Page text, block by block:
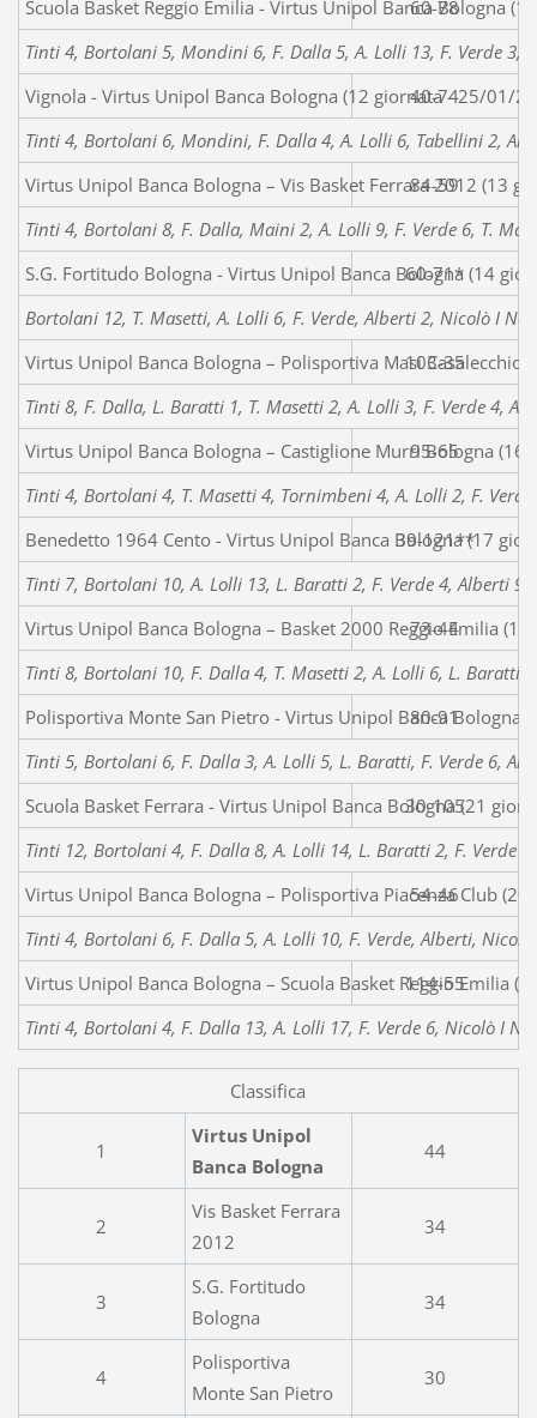
Scuola Basket Reggio Emilia - Virtus Unipol Banca Bologna
60-78
Tinti 4, Bortolani 5, Mondini 6, F. Dalla 5, A. Lolli 13, F. Verde
Vignola - Virtus Unipol Banca Bologna (12 giornata - 25/01/
40-74
Tinti 4, Bortolani 6, Mondini, F. Dalla 4, A. Lolli 6, Tabellini 2,
Virtus Unipol Banca Bologna – Vis Basket Ferrara 2012 (13
84-59
Tinti 4, Bortolani 8, F. Dalla, Maini 2, A. Lolli 9, F. Verde 6, T.
S.G. Fortitudo Bologna - Virtus Unipol Banca Bologna (14
60-71*
Bortolani 12, T. Masetti, A. Lolli 6, F. Verde, Alberti 2, Nicolò I
Virtus Unipol Banca Bologna – Polisportiva Masi103-35
Tinti 8, F. Dalla, L. Baratti 1, T. Masetti 2, A. Lolli 3, F. Verde 4,
Virtus Unipol Banca Bologna – Castiglione Murri Bologna
95-65
Tinti 4, Bortolani 4, T. Masetti 4, Tornimbeni 4, A. Lolli 2, F.
Benedetto 1964 Cento - Virtus Unipol Banca Bologna (17
39-121**
Tinti 7, Bortolani 10, A. Lolli 13, L. Baratti 2, F. Verde 4, Alberti
Virtus Unipol Banca Bologna – Basket 2000 Reggio Emilia
73-44
Tinti 8, Bortolani 10, F. Dalla 4, T. Masetti 2, A. Lolli 6, L. Baratti
Polisportiva Monte San Pietro - Virtus Unipol Banca Bologna
80-91
Tinti 5, Bortolani 6, F. Dalla 3, A. Lolli 5, L. Baratti, F. Verde 6,
Scuola Basket Ferrara - Virtus Unipol Banca Bologna (21
30-105
Tinti 12, Bortolani 4, F. Dalla 8, A. Lolli 14, L. Baratti 2, F. Verde
Virtus Unipol Banca Bologna – Polisportiva Piacenza Club
54-46
Tinti 4, Bortolani 6, F. Dalla 5, A. Lolli 10, F. Verde, Alberti,
Virtus Unipol Banca Bologna – Scuola Basket Reggio Emilia
114-55
Tinti 4, Bortolani 4, F. Dalla 13, A. Lolli 17, F. Verde 6, Nicolò I
Classifica
1
Virtus Unipol
Banca Bologna
44
2
Vis Basket Ferrara
2012
34
3
S.G. Fortitudo
Bologna
34
4
Polisportiva
Monte San Pietro
30